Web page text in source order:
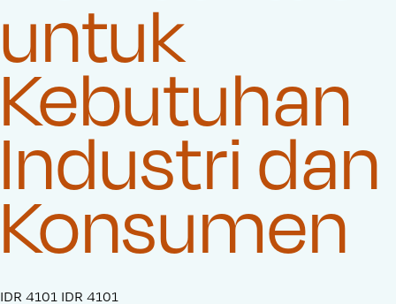
untuk
Kebutuhan
Industri dan
Konsumen
S
IDR 4101 O
IDR 4101